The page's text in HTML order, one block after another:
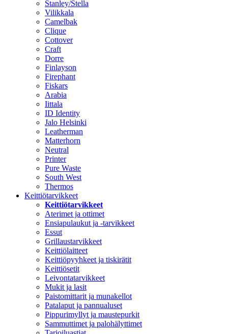
Stanley/Stella
Vilikkala
Camelbak
Clique
Cottover
Craft
Dorre
Finlayson
Firephant
Fiskars
Arabia
Iittala
ID Identity
Jalo Helsinki
Leatherman
Matterhorn
Neutral
Printer
Pure Waste
South West
Thermos
Keittiötarvikkeet
Keittiötarvikkeet
Aterimet ja ottimet
Ensiapulaukut ja -tarvikkeet
Essut
Grillaustarvikkeet
Keittiölaitteet
Keittiöpyyhkeet ja tiskirätit
Keittiösetit
Leivontatarvikkeet
Mukit ja lasit
Paistomittarit ja munakellot
Patalaput ja pannualuset
Pippurimyllyt ja maustepurkit
Sammuttimet ja palohälyttimet